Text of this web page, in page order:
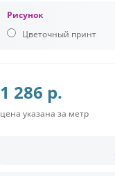
Рисунок
Цветочный принт
1 286 р.
цена указана за метр